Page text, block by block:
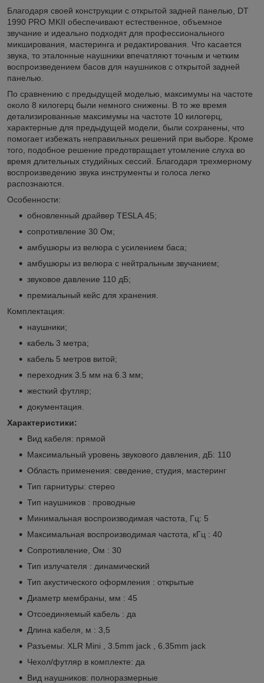
Благодаря своей конструкции с открытой задней панелью, DT
1990 PRO MKII обеспечивают естественное, объемное
звучание и идеально подходят для профессионального
микширования, мастеринга и редактирования. Что касается
звука, то эталонные наушники впечатляют точным и четким
воспроизведением басов для наушников с открытой задней
панелью.
По сравнению с предыдущей моделью, максимумы на частоте
около 8 килогерц были немного снижены. В то же время
детализированные максимумы на частоте 10 килогерц,
характерные для предыдущей модели, были сохранены, что
помогает избежать неправильных решений при выборе. Кроме
того, подобное решение предотвращает утомление слуха во
время длительных студийных сессий. Благодаря трехмерному
воспроизведению звука инструменты и голоса легко
распознаются.
Особенности:
обновленный драйвер TESLA.45;
сопротивление 30 Ом;
амбушюры из велюра с усилением баса;
амбушюры из велюра с нейтральным звучанием;
звуковое давление 110 дБ;
премиальный кейс для хранения.
Комплектация:
наушники;
кабель 3 метра;
кабель 5 метров витой;
переходник 3.5 мм на 6.3 мм;
жесткий футляр;
документация.
Характеристики:
Вид кабеля: прямой
Максимальный уровень звукового давления, дБ: 110
Область применения: сведение, студия, мастеринг
Тип гарнитуры: стерео
Тип наушников : проводные
Минимальная воспроизводимая частота, Гц: 5
Максимальная воспроизводимая частота, кГц : 40
Сопротивление, Ом : 30
Тип излучателя : динамический
Тип акустического оформления : открытые
Диаметр мембраны, мм : 45
Отсоединяемый кабель : да
Длина кабеля, м : 3,5
Разъемы: XLR Mini , 3.5mm jack , 6.35mm jack
Чехол/футляр в комплекте: да
Вид наушников: полноразмерные